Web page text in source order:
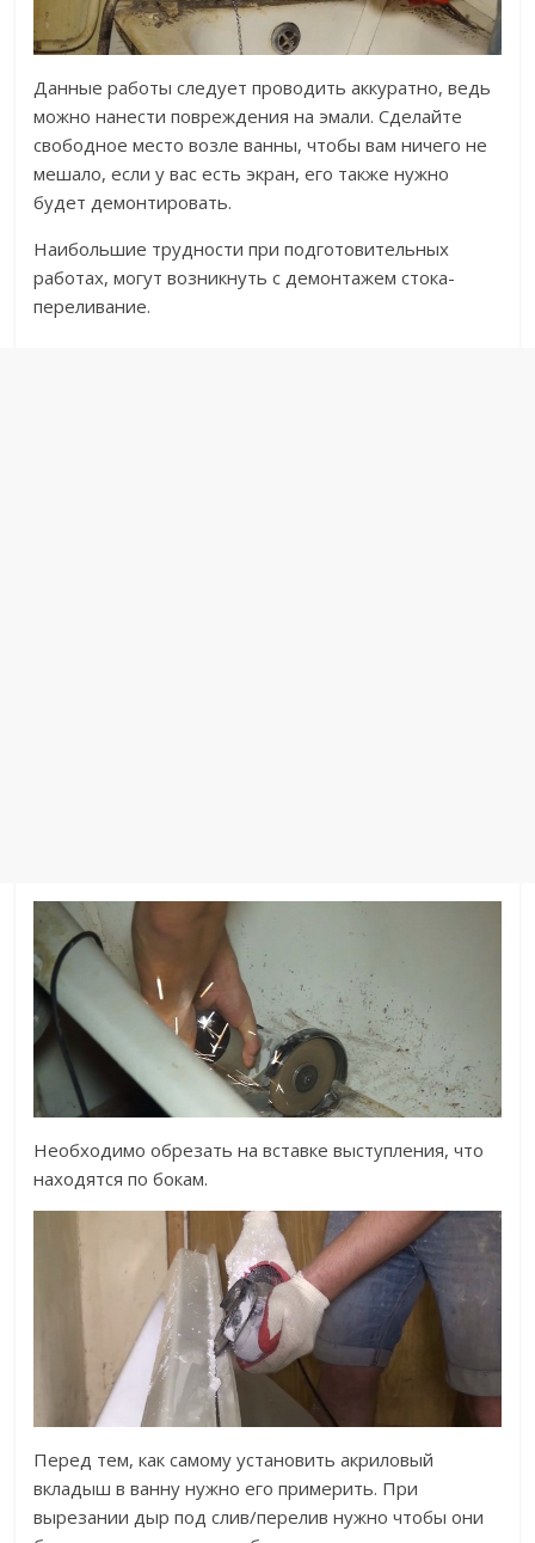
Данные работы следует проводить аккуратно, ведь
можно нанести повреждения на эмали. Сделайте
свободное место возле ванны, чтобы вам ничего не
мешало, если у вас есть экран, его также нужно
будет демонтировать.
Наибольшие трудности при подготовительных
работах, могут возникнуть с демонтажем стока-
переливание.
Необходимо обрезать на вставке выступления, что
находятся по бокам.
Перед тем, как самому установить акриловый
вкладыш в ванну нужно его примерить. При
вырезании дыр под слив/перелив нужно чтобы они